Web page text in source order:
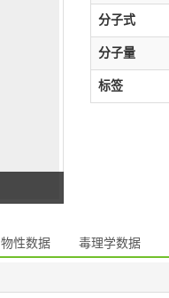
分子式
分子量
标签
物性数据 毒理学数据